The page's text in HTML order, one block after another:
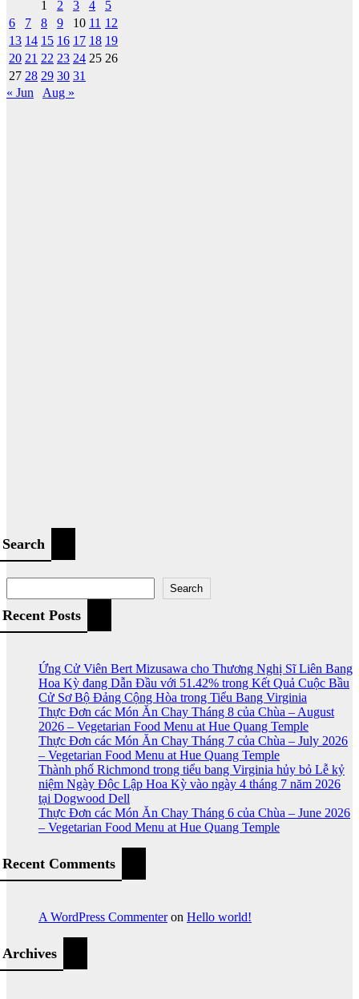
1 2 3 4
5
6
7 8 9 10 11 12
13 14 15 16 17 18 19
20 21 22 23 24 25 26
27 28 29 30 31
« Jun
Aug »
Search
Search
Recent Posts
Ứng Cử Viên Bert Mizusawa cho Thương Nghị Sĩ Liên Bang
Hoa Kỳ đang Dẫn Đầu với 51.42% trong Kết Quả Cuộc Bầu
Cử Sơ Bộ Đảng Cộng Hòa trong Tiểu Bang Virginia
Thực Đơn các Món Ăn Chay Tháng 8 của Chùa – August
2026 – Vegetarian Food Menu at Hue Quang Temple
Thực Đơn các Món Ăn Chay Tháng 7 của Chùa – July 2026
– Vegetarian Food Menu at Hue Quang Temple
Thành phố Richmond trong tiểu bang Virginia hủy bỏ Lễ kỷ
niệm Ngày Độc Lập Hoa Kỳ vào ngày 4 tháng 7 năm 2026
tại Dogwood Dell
Thực Đơn các Món Ăn Chay Tháng 6 của Chùa – June 2026
– Vegetarian Food Menu at Hue Quang Temple
Recent Comments
A WordPress Commenteron Hello world!
Archives